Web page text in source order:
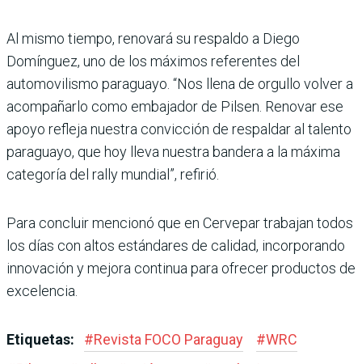
Al mismo tiempo, renovará su respaldo a Diego
Domínguez, uno de los máximos referentes del
automovilismo paraguayo. “Nos llena de orgullo volver a
acompañarlo como embajador de Pilsen. Renovar ese
apoyo refleja nuestra convicción de respaldar al talento
paraguayo, que hoy lleva nuestra bandera a la máxima
categoría del rally mundial”, refirió.
Para concluir mencionó que en Cervepar trabajan todos
los días con altos estándares de calidad, incorporando
innovación y mejora continua para ofrecer productos de
excelencia.
Etiquetas: #Revista FOCO Paraguay #WRC